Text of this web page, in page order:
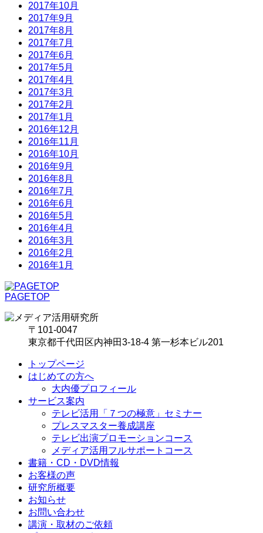
2017年10月
2017年9月
2017年8月
2017年7月
2017年6月
2017年5月
2017年4月
2017年3月
2017年2月
2017年1月
2016年12月
2016年11月
2016年10月
2016年9月
2016年8月
2016年7月
2016年6月
2016年5月
2016年4月
2016年3月
2016年2月
2016年1月
PAGETOP
〒101-0047
東京都千代田区内神田3-18-4 第一杉本ビル201
トップページ
はじめての方へ
大内優プロフィール
サービス案内
テレビ活用「７つの極意」セミナー
プレスマスター養成講座
テレビ出演プロモーションコース
メディア活用フルサポートコース
書籍・CD・DVD情報
お客様の声
研究所概要
お知らせ
お問い合わせ
講演・取材のご依頼